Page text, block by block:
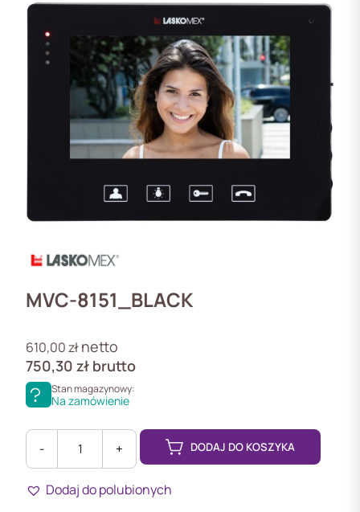
MVC-8151_BLACK
610,00złnetto
750,30 zł brutto
Stan magazynowy:
Na zamówienie
-
MVC-
8151-
+ DODAJ DO KOSZYKA
Dodaj do polubionych